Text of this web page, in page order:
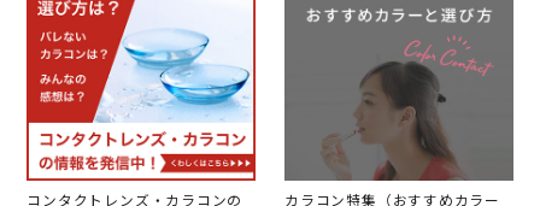
コンタクトレンズ・カラコンの
カラコン特集（おすすめカラー